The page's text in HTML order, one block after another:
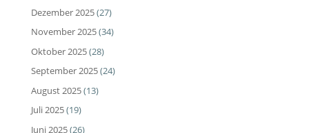
Dezember 2025(27)
November 2025(34)
Oktober 2025(28)
September 2025(24)
August 2025(13)
Juli 2025(19)
Juni 2025(26)